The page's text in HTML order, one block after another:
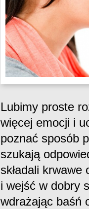
Lubimy proste
więcej emocji i
poznać sposób
szukają
składali krwawe
i wejść w dobry
wdrażając baśń